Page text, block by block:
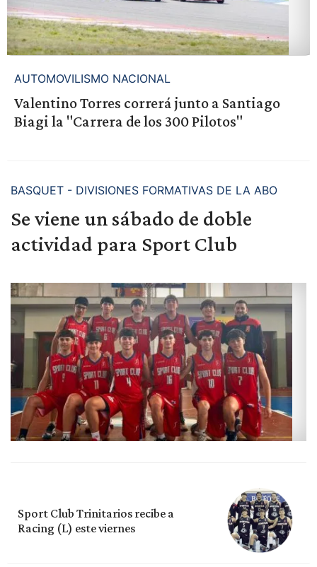
AUTOMOVILISMO NACIONAL
Valentino Torres correrá junto a Santiago
Biagi la "Carrera de los 300 Pilotos"
BASQUET - DIVISIONES FORMATIVAS DE LA ABO
Se viene un sábado de doble
actividad para Sport Club
Sport Club Trinitarios recibe a
Racing (L) este viernes